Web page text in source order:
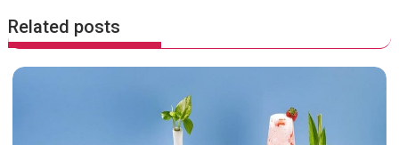
n
a
i
Related posts